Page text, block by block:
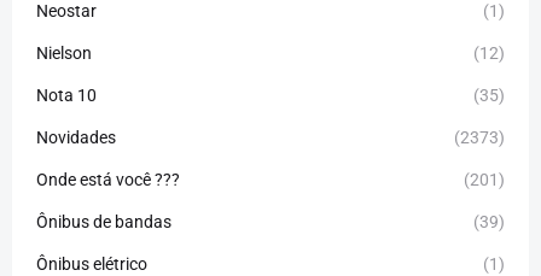
Neostar (1)
Nielson (12)
Nota 10 (35)
Novidades (2373)
Onde está você ??? (201)
Ônibus de bandas (39)
Ônibus elétrico (1)